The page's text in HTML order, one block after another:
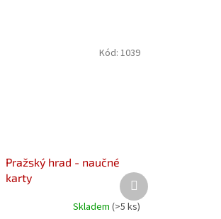
Pražský hrad - naučné
karty
Skladem (>5 ks)
Kód: 1039
Další
produkt